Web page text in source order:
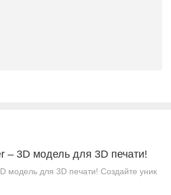
– 3D модель для 3D печати!
модель для 3D печати! Создайте уник